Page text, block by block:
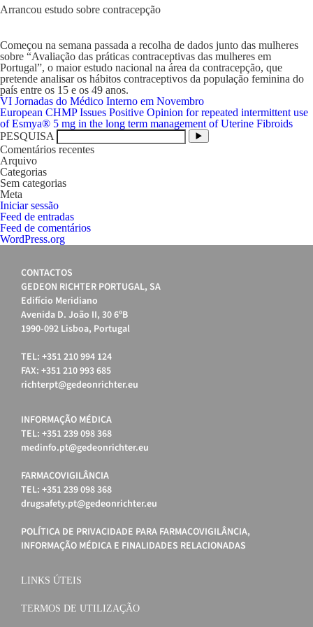
Arrancou estudo sobre contracepção
Começou na semana passada a recolha de dados junto das mulheres
sobre “Avaliação das práticas contraceptivas das mulheres em
Portugal”, o maior estudo nacional na área da contracepção, que
pretende analisar os hábitos contraceptivos da população feminina do
país entre os 15 e os 49 anos.
Navegação
de
artigos
VI Jornadas do Médico Interno em Novembro
European CHMP Issues Positive Opinion for repeated intermittent use
of Esmya® 5 mg in the long term management of Uterine Fibroids
PESQUISA
Comentários recentes
Arquivo
Categorias
Sem categorias
Meta
Iniciar sessão
Feed de entradas
Feed de comentários
WordPress.org
CONTACTOS
GEDEON RICHTER PORTUGAL, SA
Edifício Meridiano
Avenida D. João II, 30 6ºB
1990-092 Lisboa, Portugal
TEL: +351 210 994 124
FAX: +351 210 993 685
richterpt@gedeonrichter.eu
INFORMAÇÃO MÉDICA
TEL: +351 239 098 368
medinfo.pt@gedeonrichter.eu
FARMACOVIGILÂNCIA
TEL: +351 239 098 368
drugsafety.pt@gedeonrichter.eu
POLÍTICA DE PRIVACIDADE PARA FARMACOVIGILÂNCIA,
INFORMAÇÃO MÉDICA E FINALIDADES RELACIONADAS
LINKS ÚTEIS
TERMOS DE UTILIZAÇÃO